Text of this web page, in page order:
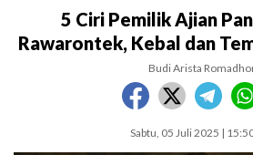
5 Ciri Pemilik Ajian
Rawarontek, Kebal dan
Budi Arista
Sabtu, 05 Juli 2025 |